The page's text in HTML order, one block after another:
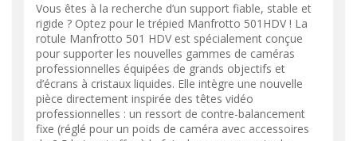
Vous êtes à la recherche d’un support fiable, stable et
rigide ? Optez pour le trépied Manfrotto 501HDV ! La
rotule Manfrotto 501 HDV est spécialement conçue
pour supporter les nouvelles gammes de caméras
professionnelles équipées de grands objectifs et
d’écrans à cristaux liquides. Elle intègre une nouvelle
pièce directement inspirée des têtes vidéo
professionnelles : un ressort de contre-balancement
fixe (réglé pour un poids de caméra avec accessoires